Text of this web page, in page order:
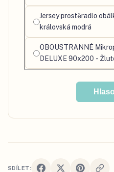
Jersey prostěradlo
královská modrá
OBOUSTRANNÉ
DELUXE 90x200 -
SDÍLET: